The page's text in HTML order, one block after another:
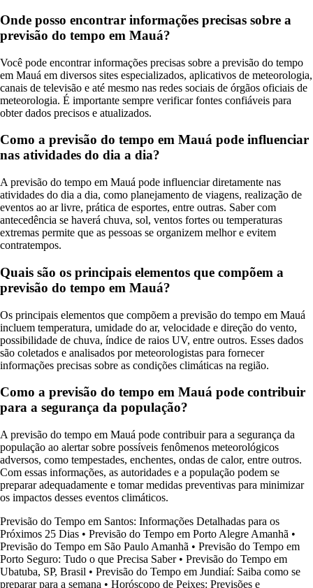
Onde posso encontrar informações precisas sobre a
previsão do tempo em Mauá?
Você pode encontrar informações precisas sobre a previsão do tempo
em Mauá em diversos sites especializados, aplicativos de meteorologia,
canais de televisão e até mesmo nas redes sociais de órgãos oficiais de
meteorologia. É importante sempre verificar fontes confiáveis para
obter dados precisos e atualizados.
Como a previsão do tempo em Mauá pode influenciar
nas atividades do dia a dia?
A previsão do tempo em Mauá pode influenciar diretamente nas
atividades do dia a dia, como planejamento de viagens, realização de
eventos ao ar livre, prática de esportes, entre outras. Saber com
antecedência se haverá chuva, sol, ventos fortes ou temperaturas
extremas permite que as pessoas se organizem melhor e evitem
contratempos.
Quais são os principais elementos que compõem a
previsão do tempo em Mauá?
Os principais elementos que compõem a previsão do tempo em Mauá
incluem temperatura, umidade do ar, velocidade e direção do vento,
possibilidade de chuva, índice de raios UV, entre outros. Esses dados
são coletados e analisados por meteorologistas para fornecer
informações precisas sobre as condições climáticas na região.
Como a previsão do tempo em Mauá pode contribuir
para a segurança da população?
A previsão do tempo em Mauá pode contribuir para a segurança da
população ao alertar sobre possíveis fenômenos meteorológicos
adversos, como tempestades, enchentes, ondas de calor, entre outros.
Com essas informações, as autoridades e a população podem se
preparar adequadamente e tomar medidas preventivas para minimizar
os impactos desses eventos climáticos.
Previsão do Tempo em Santos: Informações Detalhadas para os
Próximos 25 Dias • Previsão do Tempo em Porto Alegre Amanhã •
Previsão do Tempo em São Paulo Amanhã • Previsão do Tempo em
Porto Seguro: Tudo o que Precisa Saber• Previsão do Tempo em
Ubatuba, SP, Brasil • Previsão do Tempo em Jundiaí: Saiba como se
preparar para a semana • Horóscopo de Peixes: Previsões e